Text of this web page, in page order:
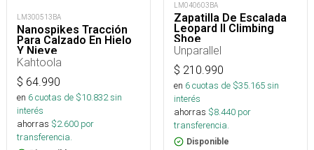
LM300513BA
Nanospikes Tracción
Para Calzado En Hielo
Y Nieve
Kahtoola
$ 64.990
en 6cuotas de $10.832sin
interés
ahorras $2.600 por
transferencia.
LM040603BA
Zapatilla De Escalada
Leopard II Climbing
Shoe
Unparallel
$ 210.990
en 6cuotas de $35.165sin
interés
ahorras $8.440 por
transferencia.
Disponible